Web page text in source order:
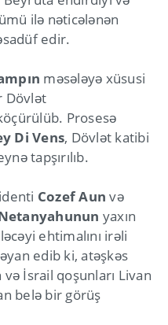
ilə nəticələnən
edir.
məsələyə xüsusi
Dövlət
Prosesə
Di Vens, Dövlət katibi
tapşırılıb.
Cozef Aun və
yaxın
ehtimalını irəli
edib ki, atəşkəs
və İsrail qoşunları Livan
belə bir görüş